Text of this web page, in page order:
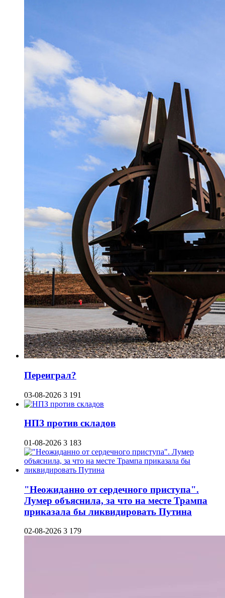
Переиграл?
03-08-2026 3 191
НПЗ против складов
01-08-2026 3 183
"Неожиданно от сердечного приступа".
Лумер объяснила, за что на месте Трампа
приказала бы ликвидировать Путина
02-08-2026 3 179